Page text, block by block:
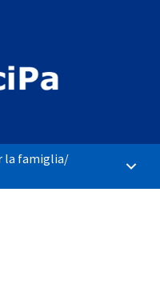
la famiglia/
Main